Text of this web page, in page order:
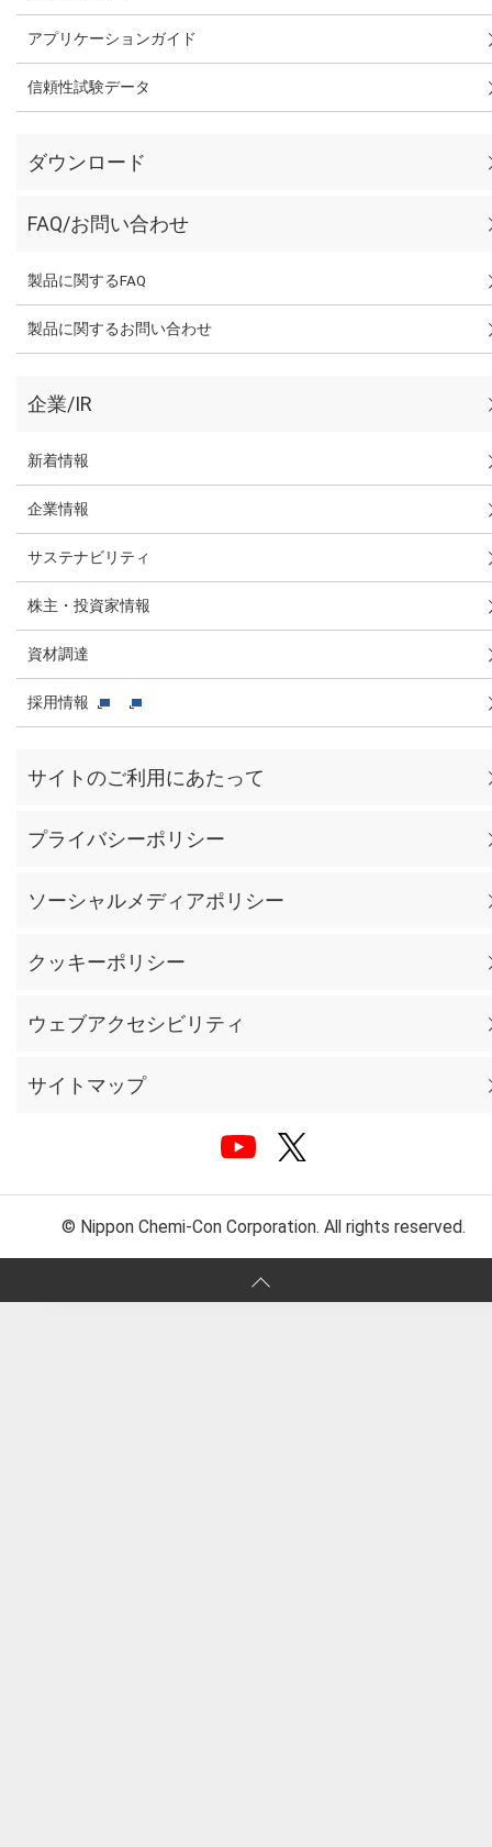
アプリケーションガイド
信頼性試験データ
ダウンロード
FAQ/お問い合わせ
製品に関するFAQ
製品に関するお問い合わせ
企業/IR
新着情報
企業情報
サステナビリティ
株主・投資家情報
資材調達
採用情報
サイトのご利用にあたって
プライバシーポリシー
ソーシャルメディアポリシー
クッキーポリシー
ウェブアクセシビリティ
サイトマップ
© Nippon Chemi-Con Corporation. All rights reserved.